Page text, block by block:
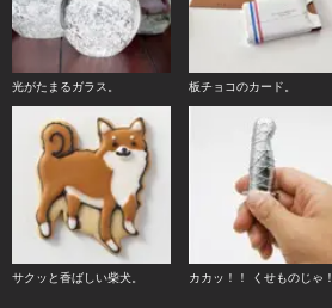
光がたまるガラス。 板チョコのカード。
サクッと香ばしい柴犬。 カカッ！！ くせものじゃ！